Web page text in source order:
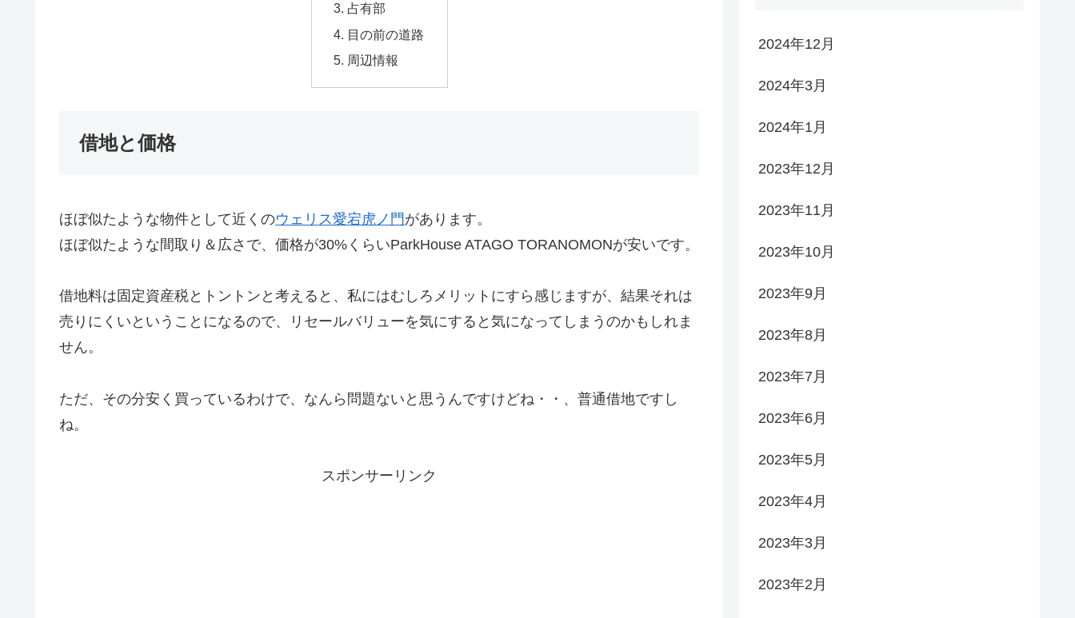
占有部
目の前の道路
周辺情報
借地と価格
ほぼ似たような物件として近くのウェリス愛宕虎ノ門 があります。
ほぼ似たような間取り＆広さで、価格が30%くらいParkHouse ATAGO TORANOMONが安いです。
借地料は固定資産税とトントンと考えると、私にはむしろメリットにすら感じますが、結果それは
売りにくいということになるので、リセールバリューを気にすると気になってしまうのかもしれま
せん。
ただ、その分安く買っているわけで、なんら問題ないと思うんですけどね・・、普通借地ですし
ね。
スポンサーリンク
2024年12月
2024年3月
2024年1月
2023年12月
2023年11月
2023年10月
2023年9月
2023年8月
2023年7月
2023年6月
2023年5月
2023年4月
2023年3月
2023年2月